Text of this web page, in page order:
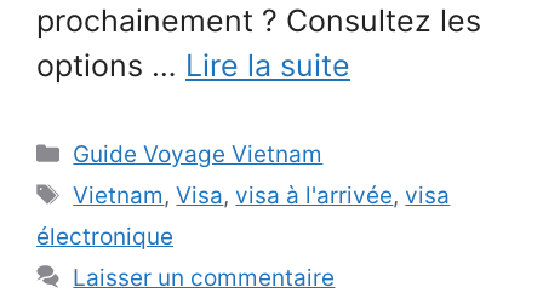
prochainement ? Consultez les
options … Lire la suite
Catégories
Guide Voyage Vietnam
Étiquettes
Vietnam,Visa,visa à l'arrivée,visa
électronique
Laisser un commentaire